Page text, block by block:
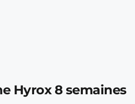
Hyrox 8 semaines